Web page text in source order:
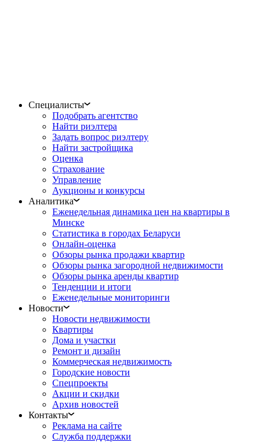
Специалисты
Подобрать агентство
Найти риэлтера
Задать вопрос риэлтеру
Найти застройщика
Оценка
Страхование
Управление
Аукционы и конкурсы
Аналитика
Еженедельная динамика цен на квартиры в
Минске
Статистика в городах Беларуси
Онлайн-оценка
Обзоры рынка продажи квартир
Обзоры рынка загородной недвижимости
Обзоры рынка аренды квартир
Тенденции и итоги
Еженедельные мониторинги
Новости
Новости недвижимости
Квартиры
Дома и участки
Ремонт и дизайн
Коммерческая недвижимость
Городские новости
Спецпроекты
Акции и скидки
Архив новостей
Контакты
Реклама на сайте
Служба поддержки